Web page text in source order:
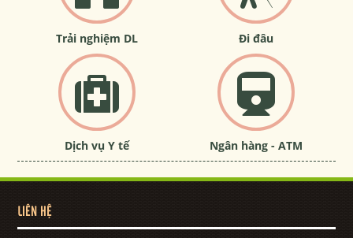
Trải nghiệm DL Đi đâu
Dịch vụ Y tế Ngân hàng - ATM
LIÊN HỆ